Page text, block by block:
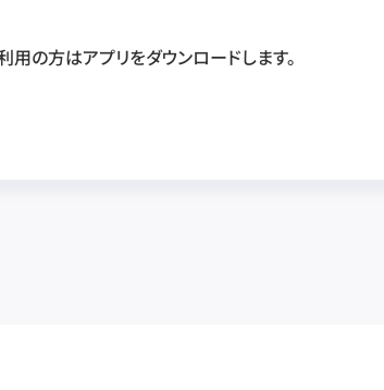
用の方はアプリをダウンロードします。